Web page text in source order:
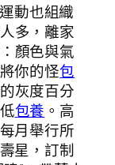
動也組織
多，離家
顏色與氣
你的怪包
灰度百分
包養 。高
月舉行所
星，訂制